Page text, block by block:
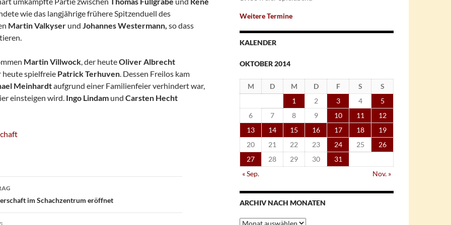
wie das langjährige frühere Spitzenduell des
Martin Valkyser und Johannes Westermann, so dass
Martin Villwock, der heuteOliver Albrecht
heute spielfreie Patrick Terhuven. Dessen Freilos kam
Meinhardtaufgrund einer Familienfeier verhindert war,
einsteigen wird. Ingo Lindam und Carsten Hecht
im Schachzentrum eröffnet
Weitere Termine
KALENDER
OKTOBER 2014
M D M D F S
S
1
2 3 4
5
6
7 8 9 10 11
12
13
14 15 16 17 18
19
20
21 22 23 24 25
26
27
28 29 30
31
« Sep.
Nov. »
ARCHIV NACH MONATEN
Archiv